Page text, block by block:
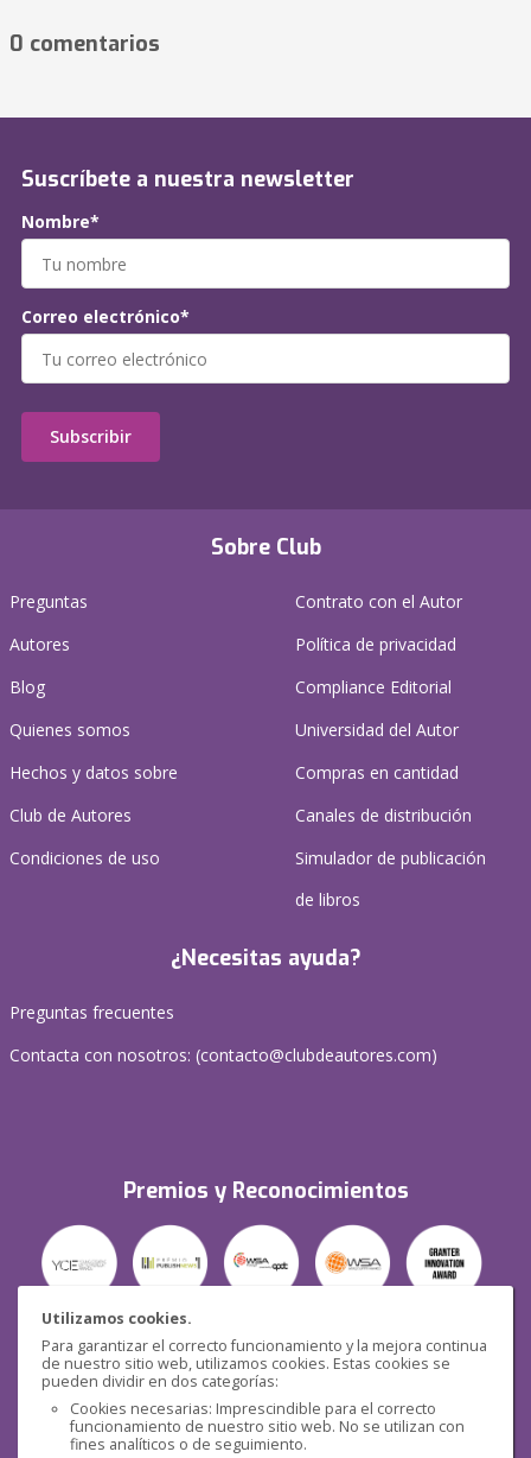
Utilizamos cookies.
Para garantizar el correcto funcionamiento y la mejora continua
de nuestro sitio web, utilizamos cookies. Estas cookies se
pueden dividir en dos categorías:
Cookies necesarias: Imprescindible para el correcto
funcionamiento de nuestro sitio web. No se utilizan con
fines analíticos o de seguimiento.
0 comentarios
Sobre Club
Preguntas
Autores
Blog
Quienes somos
Hechos y datos sobre
Club de Autores
Condiciones de uso
Contrato con el Autor
Política de privacidad
Compliance Editorial
Universidad del Autor
Compras en cantidad
Canales de distribución
Simulador de publicación
de libros
¿Necesitas ayuda?
Preguntas frecuentes
Contacta con nosotros: (contacto@clubdeautores.com)
Premios y Reconocimientos
Seguridad
Suscríbete a nuestra newsletter
Nombre*
Correo electrónico*
Subscribir